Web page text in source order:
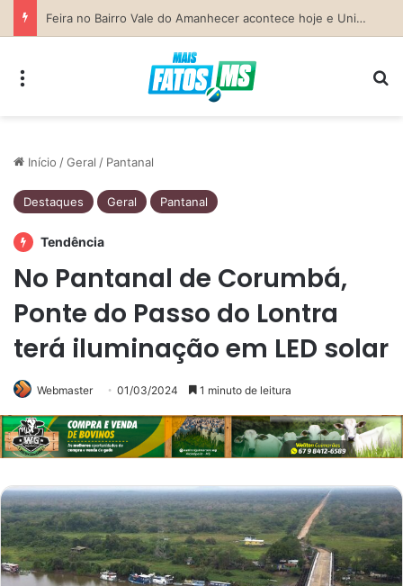
Previsão do Tempo para Costa Rica nesta sexta-feira (7)
Início /Geral / Pantanal
Destaques Geral Pantanal
Tendência
No Pantanal de Corumbá,
Ponte do Passo do Lontra
terá iluminação em LED solar
Webmaster 01/03/2024 1 minuto de leitura